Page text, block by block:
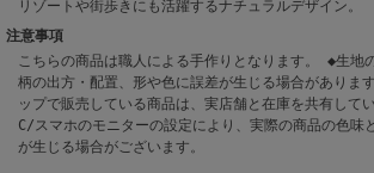
リゾートや街歩きにも活躍するナチュラルデザイン。
注意事項
こちらの商品は職人による手作りとなります。 ◆生地
柄の出方・配置、形や色に誤差が生じる場合がありま
ップで販売している商品は、実店舗と在庫を共有して
C/スマホのモニターの設定により、実際の商品の色味
が生じる場合がございます。